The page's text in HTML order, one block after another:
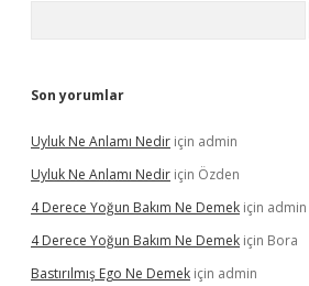
Son yorumlar
Uyluk Ne Anlamı Nedir için admin
Uyluk Ne Anlamı Nedir için Özden
4 Derece Yoğun Bakım Ne Demek için admin
4 Derece Yoğun Bakım Ne Demek için Bora
Bastırılmış Ego Ne Demek için admin